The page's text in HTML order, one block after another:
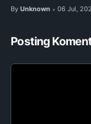
By Unknown • 06 Jul,
Posting